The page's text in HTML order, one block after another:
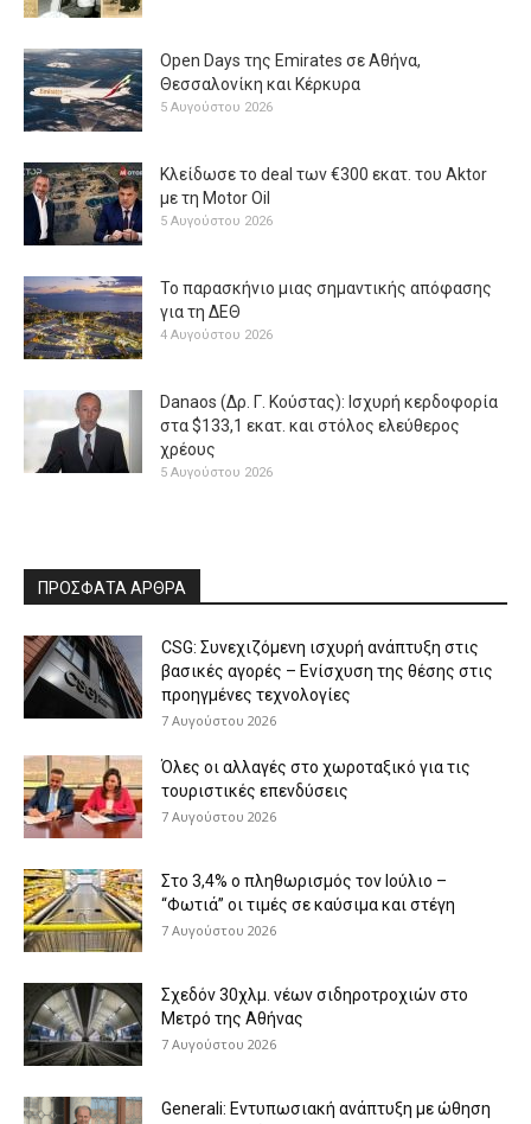
Open Days της Emirates σε Αθήνα,
Θεσσαλονίκη και Κέρκυρα
5 Αυγούστου 2026
Κλείδωσε το deal των €300 εκατ. του Aktor
με τη Μotor Oil
5 Αυγούστου 2026
Το παρασκήνιο μιας σημαντικής απόφασης
για τη ΔΕΘ
4 Αυγούστου 2026
Danaos (Δρ. Γ. Κούστας): Ισχυρή κερδοφορία
στα $133,1 εκατ. και στόλος ελεύθερος
χρέους
5 Αυγούστου 2026
ΠΡΟΣΦΑΤΑ ΑΡΘΡΑ
CSG: Συνεχιζόμενη ισχυρή ανάπτυξη στις
βασικές αγορές – Ενίσχυση της θέσης στις
προηγμένες τεχνολογίες
7 Αυγούστου 2026
Όλες οι αλλαγές στο χωροταξικό για τις
τουριστικές επενδύσεις
7 Αυγούστου 2026
Στο 3,4% ο πληθωρισμός τον Ιούλιο –
“Φωτιά” οι τιμές σε καύσιμα και στέγη
7 Αυγούστου 2026
Σχεδόν 30χλμ. νέων σιδηροτροχιών στο
Μετρό της Αθήνας
7 Αυγούστου 2026
Generali: Eντυπωσιακή ανάπτυξη με ώθηση